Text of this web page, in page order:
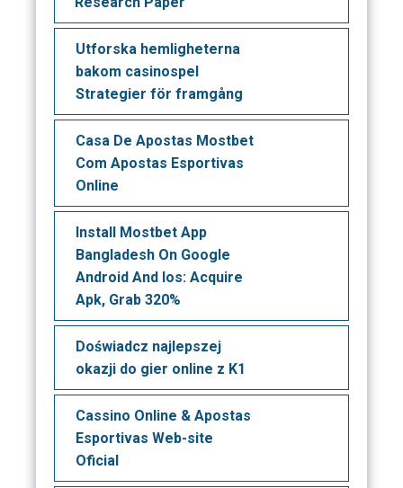
Utforska hemligheterna
bakom casinospel
Strategier för framgång
Casa De Apostas Mostbet
Com Apostas Esportivas
Online
Install Mostbet App
Bangladesh On Google
Android And Ios: Acquire
Apk, Grab 320%
Doświadcz najlepszej
okazji do gier online z K1
Cassino Online & Apostas
Esportivas Web-site
Oficial